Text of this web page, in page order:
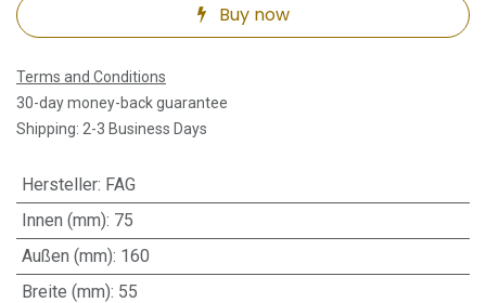
Buy now
Terms and Conditions
30-day money-back guarantee
Shipping: 2-3 Business Days
Hersteller: FAG
Innen (mm): 75
Außen (mm): 160
Breite (mm): 55